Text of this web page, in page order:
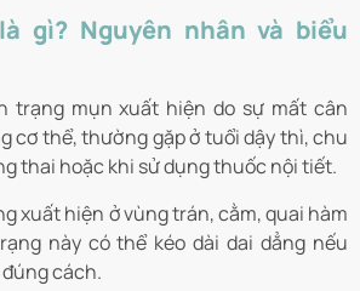
gì? Nguyên nhân và biểu
trạng mụn xuất hiện do sự mất cân
cơ thể, thường gặp ở tuổi dậy thì, chu
thai hoặc khi sử dụng thuốc nội tiết.
xuất hiện ở vùng trán, cằm, quai hàm
này có thể kéo dài dai dẳng nếu
cách.